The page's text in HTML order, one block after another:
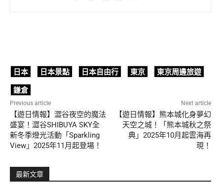
日本 日本景點 日本自由行 東京
東京周邊旅遊
鎌倉
Previous article
【遊日情報】澀谷夜空的魔法
盛宴！澀谷SHIBUYA SKY全
新冬季燈光活動「Sparkling
View」2025年11月起登場！
Next article
【遊日情報】熊本城化身夢幻
天空之城！「熊本城秋之祭
典」2025年10月起雲海再
現！
最新文章